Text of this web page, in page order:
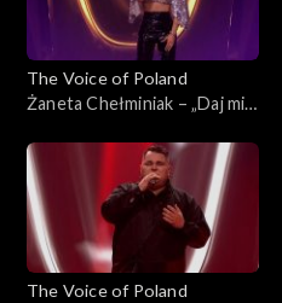
The Voice of Poland
Żaneta Chełminiak – „Daj mi
Poland”, Live 3, 22 listopada
2025
The Voice of Poland